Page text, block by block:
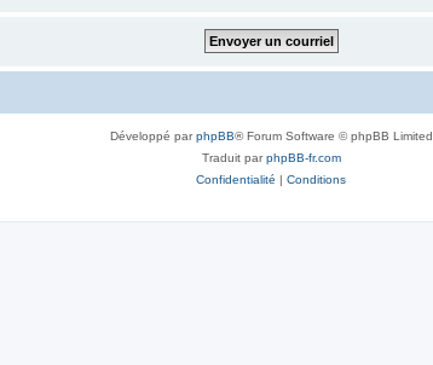
Développé parphpBB® Forum Software © phpBB Limited
Traduit parphpBB-fr.com
Confidentialité | Conditions